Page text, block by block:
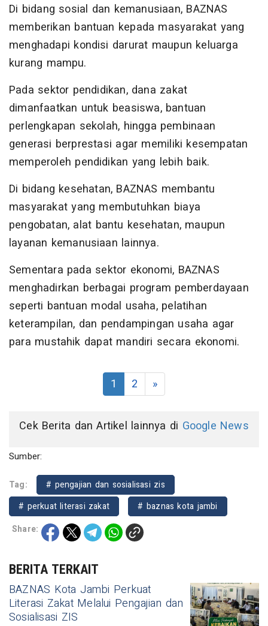
Di bidang sosial dan kemanusiaan, BAZNAS
memberikan bantuan kepada masyarakat yang
menghadapi kondisi darurat maupun keluarga
kurang mampu.
Pada sektor pendidikan, dana zakat
dimanfaatkan untuk beasiswa, bantuan
perlengkapan sekolah, hingga pembinaan
generasi berprestasi agar memiliki kesempatan
memperoleh pendidikan yang lebih baik.
Di bidang kesehatan, BAZNAS membantu
masyarakat yang membutuhkan biaya
pengobatan, alat bantu kesehatan, maupun
layanan kemanusiaan lainnya.
Sementara pada sektor ekonomi, BAZNAS
menghadirkan berbagai program pemberdayaan
seperti bantuan modal usaha, pelatihan
keterampilan, dan pendampingan usaha agar
para mustahik dapat mandiri secara ekonomi.
1 2 »
Cek Berita dan Artikel lainnya di Google News
Sumber:
Tag:
# pengajian dan sosialisasi zis
# perkuat literasi zakat
# baznas kota jambi
Share:
BERITA TERKAIT
BAZNAS Kota Jambi Perkuat
Literasi Zakat Melalui Pengajian dan
Sosialisasi ZIS